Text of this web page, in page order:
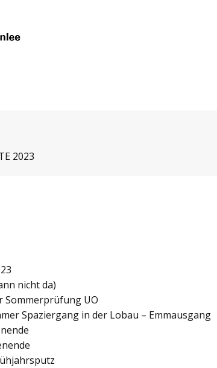
2023
nicht da)
Sommerprüfung UO
Spaziergang in der Lobau – Emmausgang